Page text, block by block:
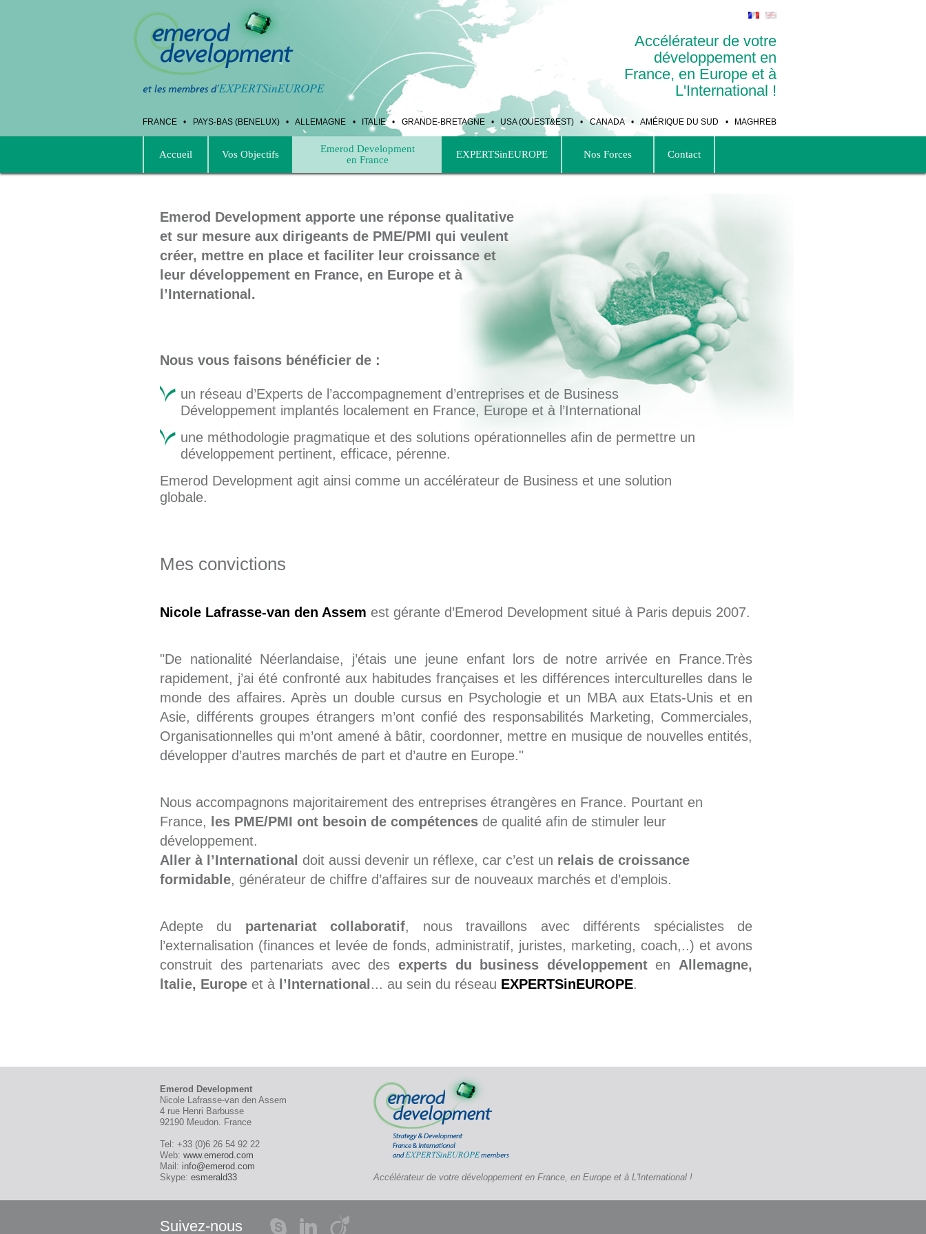
FRANCE • PAYS-BAS (BENELUX) •ALLEMAGNE • ITALIE• GRANDE-BRETAGNE• USA (OUEST&EST) •CANADA•AMÉRIQUE DU SUD • MAGHREB
Accélérateur de votre
développement en
France, en Europe et à
L'International !
Accueil Vos Objectifs
Emerod Development
en France
EXPERTSinEUROPE Nos Forces Contact
Emerod Development apporte une réponse qualitative
et sur mesure aux dirigeants de PME/PMI qui veulent
créer, mettre en place et faciliter leur croissance et
leur développement en France, en Europe et à
l’International.
Nous vous faisons bénéficier de :
un réseau d’Experts de l’accompagnement d’entreprises et de Business
Développement implantés localement en France, Europe et à l’International
une méthodologie pragmatique et des solutions opérationnelles afin de permettre un
développement pertinent, efficace, pérenne.
Emerod Development agit ainsi comme un accélérateur de Business et une solution
globale.
Mes convictions
Nicole Lafrasse-van den Assem est gérante d’Emerod Development situé à Paris depuis 2007.
"De nationalité Néerlandaise, j’étais une jeune enfant lors de notre arrivée en France.Très
rapidement, j’ai été confronté aux habitudes françaises et les différences interculturelles dans le
monde des affaires. Après un double cursus en Psychologie et un MBA aux Etats-Unis et en
Asie, différents groupes étrangers m’ont confié des responsabilités Marketing, Commerciales,
Organisationnelles qui m’ont amené à bâtir, coordonner, mettre en musique de nouvelles entités,
développer d’autres marchés de part et d’autre en Europe."
Nous accompagnons majoritairement des entreprises étrangères en France. Pourtant en
France,
les PME/PMI ont besoin de compétences de qualité afin de stimuler leur
développement.
Aller à l’International doit aussi devenir un réflexe, car c’est un relais de croissance
formidable, générateur de chiffre d’affaires sur de nouveaux marchés et d’emplois.
Adepte du partenariat collaboratif, nous travaillons avec différents spécialistes de
l’externalisation (finances et levée de fonds, administratif, juristes, marketing, coach,..) et avons
construit des partenariats avec des experts du business développementen Allemagne,
ltalie, Europe et à l’International ... au sein du réseau EXPERTSinEUROPE.
Emerod Development
Nicole Lafrasse-van den Assem
4 rue Henri Barbusse
92190 Meudon. France
Tel: +33 (0)6 26 54 92 22
Web: www.emerod.com
Mail: info@emerod.com
Skype: esmerald33 Accélérateur de votre développement en France, en Europe et à L'International !
Suivez-nous